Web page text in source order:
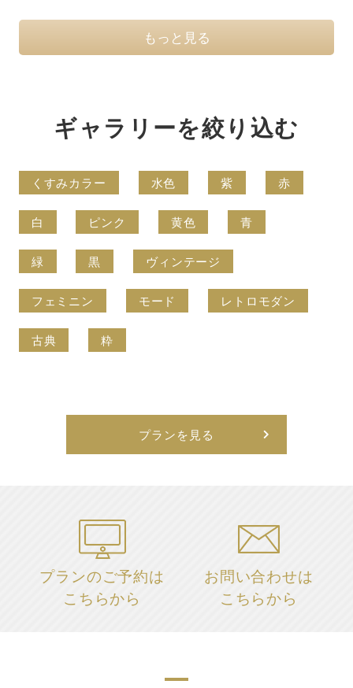
もっと見る
ギャラリーを絞り込む
くすみカラー 水色 紫 赤
白 ピンク 黄色 青
緑 黒 ヴィンテージ
フェミニン モード レトロモダン
古典 粋
プランを見る
プランのご予約は
こちらから
お問い合わせは
こちらから